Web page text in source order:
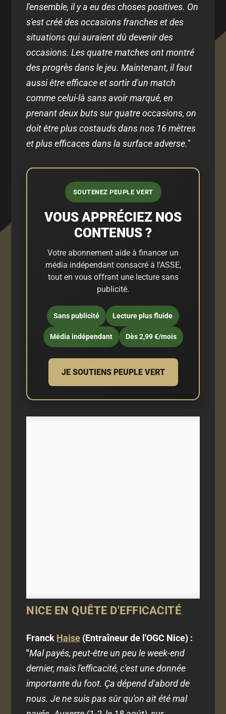
l'ensemble, il y a eu des choses positives. On
s'est créé des occasions franches et des
situations qui auraient dû devenir des
occasions. Les quatre matches ont montré
des progrès dans le jeu. Maintenant, il faut
aussi être efficace et sortir d'un match
comme celui-là sans avoir marqué, en
prenant deux buts sur quatre occasions, on
doit être plus costauds dans nos 16 mètres
et plus efficaces dans la surface adverse."
SOUTENEZ PEUPLE VERT
VOUS APPRÉCIEZ NOS
CONTENUS ?
Votre abonnement aide à financer un
média indépendant consacré à l'ASSE,
tout en vous offrant une lecture sans
publicité.
Sans publicité Lecture plus fluide
Média indépendant Dès 2,99 €/mois
JE SOUTIENS PEUPLE VERT
NICE EN QUÊTE D'EFFICACITÉ
Franck Haise (Entraîneur de l'OGC Nice) :
"Mal payés, peut-être un peu le week-end
dernier, mais l'efficacité, c'est une donnée
importante du foot. Ça dépend d'abord de
nous. Je ne suis pas sûr qu'on ait été mal